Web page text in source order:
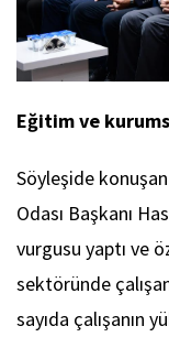
Eğitim ve
Söyleşide
Odası Başkanı
vurgusu yaptı ve
sektöründe
sayıda çalışanın